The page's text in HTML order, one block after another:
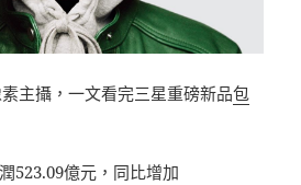
主攝，一文看完三星重磅新品包
523.09億元，同比增加